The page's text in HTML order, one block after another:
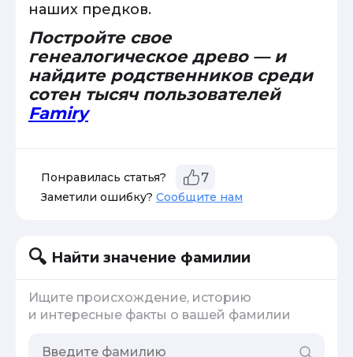
наших предков.
Постройте свое
генеалогическое древо — и
найдите родственников среди
сотен тысяч пользователей
Famiry
Понравилась статья? 7
Заметили ошибку? Сообщите нам
Найти значение фамилии
Ищите происхождение, историю
и интересные факты о вашей фамилии